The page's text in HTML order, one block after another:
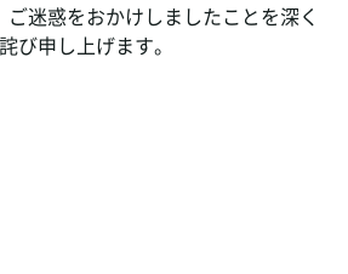
迷惑をおかけしましたことを深く
び申し上げます。